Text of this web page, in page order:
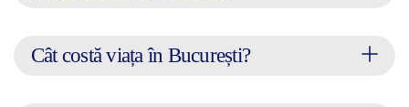
Cât costă viața în București?